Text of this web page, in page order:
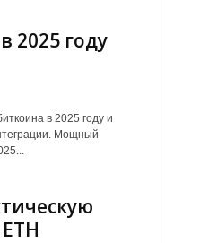
2025 году
в 2025 году и
Мощный